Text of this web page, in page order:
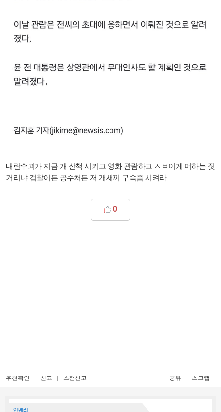
내란수괴가 지금 개 산책 시키고 영화 관람하고 ㅅㅂ이게 머하는 짓
거리냐 검찰이든 공수처든 저 개새끼 구속좀 시켜라
0
추천확인 신고 스팸신고 공유 스크랩
인벤러